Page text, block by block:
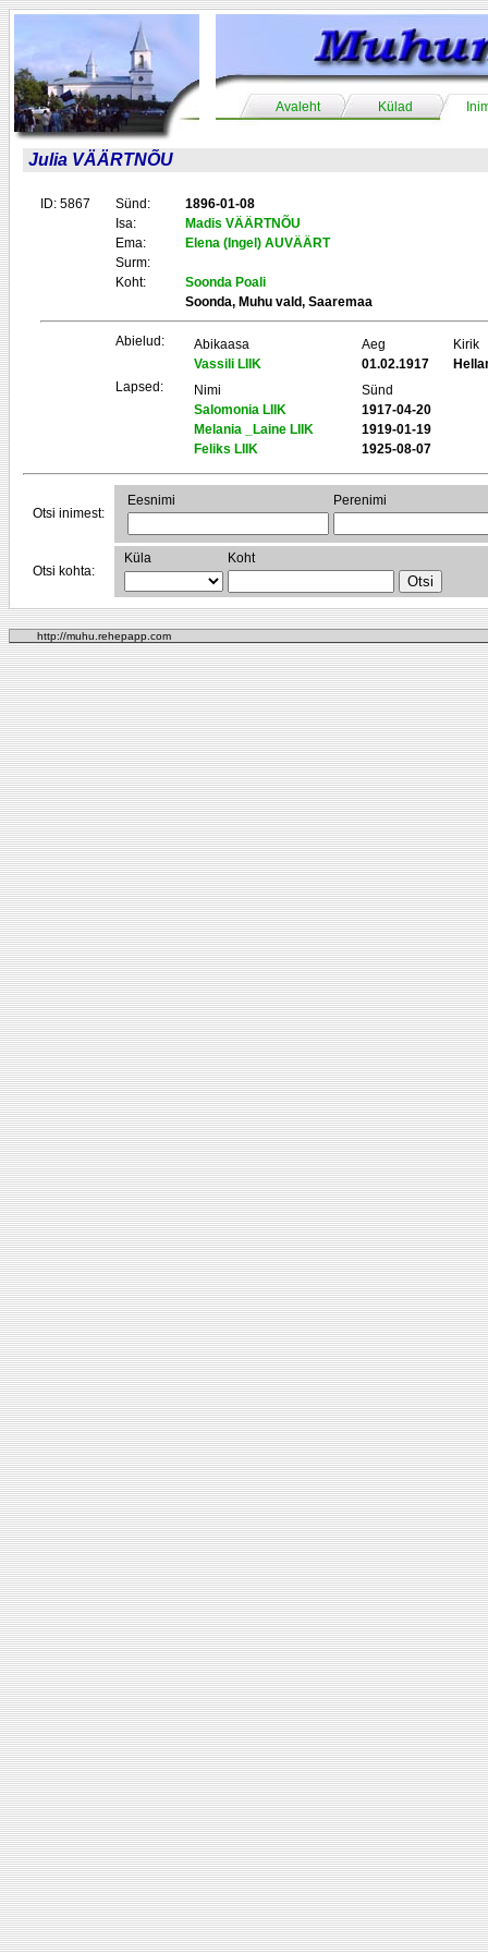
Avaleht Külad
Julia VÄÄRTNÕU
ID: 5867 Sünd:
1896-01-08
Isa:
Madis VÄÄRTNÕU
Ema:
Elena (Ingel) AUVÄÄRT
Surm:
Koht:
Soonda Poali
Soonda, Muhu vald, Saaremaa
Abielud: Abikaasa Aeg
Kirik
Vassili LIIK
01.02.1917
Lapsed:
Nimi
Sünd
Salomonia LIIK
1917-04-20
Melania _Laine LIIK
1919-01-19
Feliks LIIK
1925-08-07
Otsi inimest:
Eesnimi Perenimi
Otsi kohta:
Küla Koht
http://muhu.rehepapp.com